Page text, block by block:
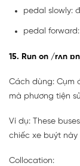
pedal slowly:
pedal
15. Run on /rʌn
Cách dùng: Cụm
mà phương tiện
Ví dụ: These
chiếc xe buýt
Collocation: